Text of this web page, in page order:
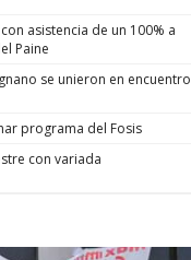
asistencia de un 100% a
Paine
se unieron en encuentro
programa del Fosis
con variada